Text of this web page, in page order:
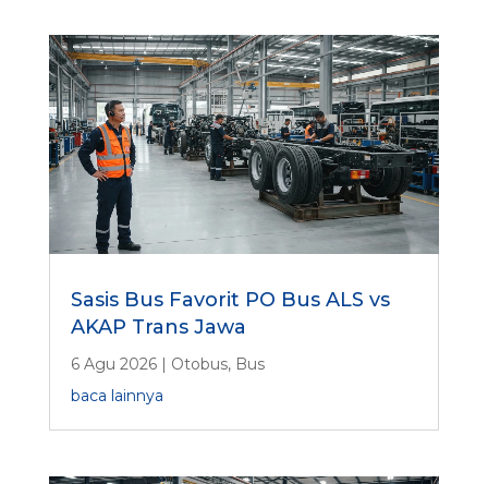
Sasis Bus Favorit PO Bus ALS vs
AKAP Trans Jawa
6 Agu 2026| Otobus, Bus
baca lainnya